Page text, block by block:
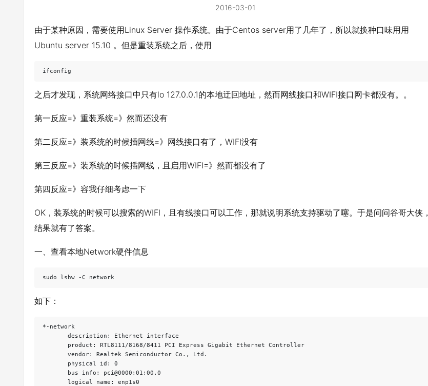
2016-03-01
由于某种原因，需要使用Linux Server 操作系统。由于Centos server用了几年了，所以就换种口味用用
Ubuntu server 15.10 。但是重装系统之后，使用
ifconfig
之后才发现，系统网络接口中只有lo 127.0.0.1的本地迂回地址，然而网线接口和WIFI接口网卡都没有。。
第一反应=》重装系统=》然而还没有
第二反应=》装系统的时候插网线=》网线接口有了，WIFI没有
第三反应=》装系统的时候插网线，且启用WIFI=》然而都没有了
第四反应=》容我仔细考虑一下
OK，装系统的时候可以搜索的WIFI，且有线接口可以工作，那就说明系统支持驱动了噻。于是问问谷哥大侠，
结果就有了答案。
一、查看本地Network硬件信息
sudo lshw -C network
如下：
*-network
       description: Ethernet interface
       product: RTL8111/8168/8411 PCI Express Gigabit Ethernet Controller
       vendor: Realtek Semiconductor Co., Ltd.
       physical id: 0
       bus info: pci@0000:01:00.0
       logical name: enp1s0